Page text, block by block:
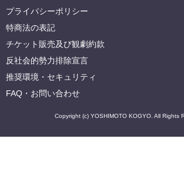
プライバシーポリシー
特商法の表記
チケット販売及び観劇約款
反社会的勢力排除宣言
推奨環境・セキュリティ
FAQ・お問い合わせ
Copyright (c) YOSHIMOTO KOGYO. All Rights